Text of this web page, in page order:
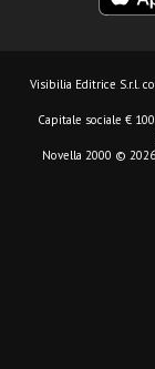
Visibilia Editrice S.r.l.
Capitale sociale €
Novella 2000 ©